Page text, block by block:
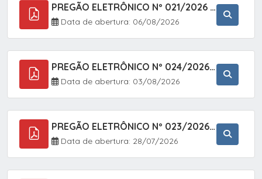
PREGÃO ELETRÔNICO Nº 021/2026 - AQUISIÇÃO DE CONTENTORES E CARRINHOS, DESTINADOS A COLETIVA E MANEJO DE RESÍDUOS SÓLIDOS, ATRAVÉS DO SISTEMA DE REGISTRO DE PREÇOS (SRP)
Data de abertura: 06/08/2026
PREGÃO ELETRÔNICO Nº 024/2026 - AQUISIÇÃO DE GÁS MEDICINAL TIPO OXIGÊNIO (1,00 M3, 3,00 M3 E 10,00 M3), EM ATENDIMENTO À SECRETARIA MUNICIPAL DE SAÚDE, ATRAVÉS DO SISTEMA DE REGISTRO DE PREÇOS (SRP)
Data de abertura: 03/08/2026
PREGÃO ELETRÔNICO Nº 023/2026 - AQUISIÇÃO DE ENXOVAL INFANTIL, EM ATENDIMENTO À SECRETARIA MUNICIPAL DE EDUCAÇÃO, ATRAVÉS DO SISTEMA DE REGISTRO DE PREÇOS (SRP).
Data de abertura: 28/07/2026